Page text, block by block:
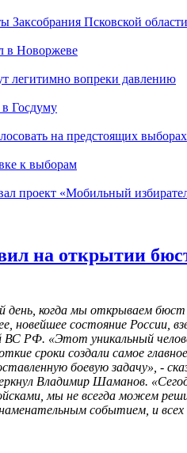
Заксобрания Псковской
в Новоржеве
легитимно вопреки давлению
Госдуму
на предстоящих выборах
к выборам
проект «Мобильный
на открытии
день, когда мы открываем
новейшее состояние России,
РФ. «Этот уникальный
сроки создали самое
боевую задачу», -
Владимир Шаманов.
мы не всегда можем
событием, и